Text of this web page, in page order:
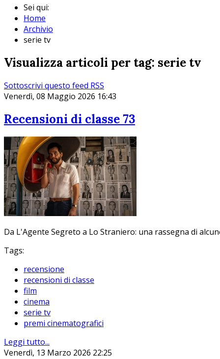
Sei qui:
Home
Archivio
serie tv
Visualizza articoli per tag: serie tv
Sottoscrivi questo feed RSS
Venerdì, 08 Maggio 2026 16:43
Recensioni di classe 73
Da L'Agente Segreto a Lo Straniero: una rassegna di
Tags:
recensione
recensioni di classe
film
cinema
serie tv
premi cinematografici
Leggi tutto...
Venerdì, 13 Marzo 2026 22:25